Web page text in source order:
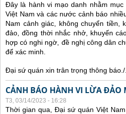
Đây là hành vi mạo danh nhằm
Việt Nam và các nước cảnh báo
Nam cảnh giác, không chuyển tiền,
đảo, đồng thời nhắc nhở, khuyến
hợp có nghi ngờ, đề nghị công dân
để xác minh.
Đại sứ quán xin trân trọng thông báo./.
CẢNH BÁO HÀNH VI LỪA ĐẢO
T3, 03/14/2023 - 16:28
Thời gian qua, Đại sứ quán Việt